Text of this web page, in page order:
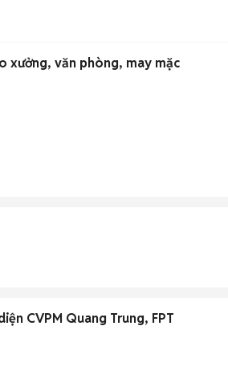
xưởng, văn phòng, may mặc
CVPM Quang Trung, FPT